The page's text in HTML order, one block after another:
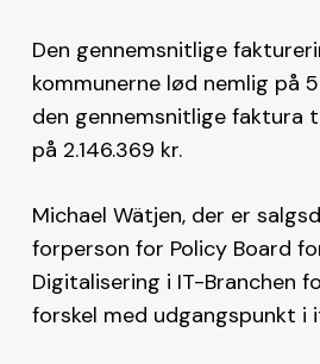
Den gennemsnitlige
kommunerne lød nemlig på
den gennemsnitlige faktura
på 2.146.369 kr.
Michael Wätjen, der er
forperson for Policy Board
Digitalisering i IT-Branchen
forskel med udgangspunkt i